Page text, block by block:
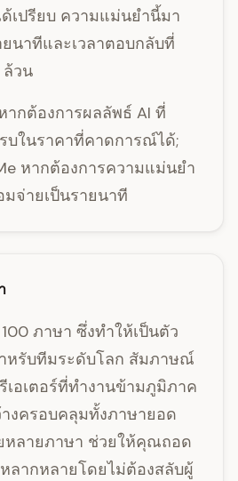
เปรียบ ความแม่นยำนี้มา
นาทีและเวลาตอบกลับที่
ล้วน
ากต้องการผลลัพธ์ AI ที่
บในราคาที่คาดการณ์ได้;
หากต้องการความแม่นยำ
จ่ายเป็นรายนาที
ภาษา ซึ่งทำให้เป็นตัว
หรับทีมระดับโลก สัมภาษณ์
อเตอร์ที่ทำงานข้ามภูมิภาค
งครอบคลุมทั้งภาษายอด
หลายภาษา ช่วยให้คุณถอด
ลากหลายโดยไม่ต้องสลับผู้